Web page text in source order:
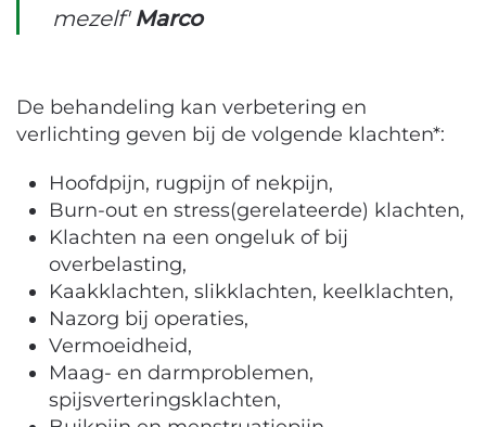
mezelf' Marco
De behandeling kan verbetering en
verlichting geven bij de volgende klachten*:
Hoofdpijn, rugpijn of nekpijn,
Burn-out en stress(gerelateerde) klachten,
Klachten na een ongeluk of bij
overbelasting,
Kaakklachten, slikklachten, keelklachten,
Nazorg bij operaties,
Vermoeidheid,
Maag- en darmproblemen,
spijsverteringsklachten,